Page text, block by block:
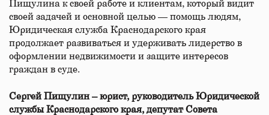
Пищулина к своей работе и клиентам, который видит
своей задачей и основной целью — помощь людям,
Юридическая служба Краснодарского края
продолжает развиваться и удерживать лидерство в
оформлении недвижимости и защите интересов
граждан в суде.
Сергей Пищулин – юрист, руководитель Юридической
службы Краснодарского края, депутат Совета